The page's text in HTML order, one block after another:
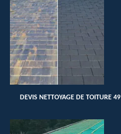
DEVIS NETTOYAGE DE TOITURE 49